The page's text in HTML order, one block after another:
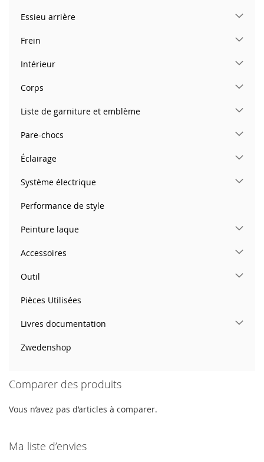
Essieu arrière
Frein
Intérieur
Corps
Liste de garniture et emblème
Pare-chocs
Éclairage
Système électrique
Performance de style
Peinture laque
Accessoires
Outil
Pièces Utilisées
Livres documentation
Zwedenshop
Comparer des produits
Vous n’avez pas d’articles à comparer.
Ma liste d’envies